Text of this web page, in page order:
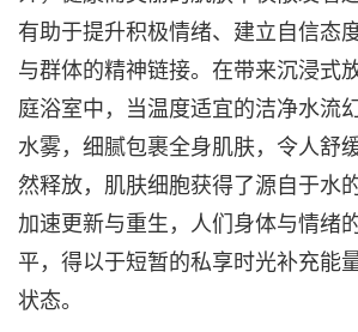
有助于提升积极情绪、建立自信态
与群体的精神链接。在带来沉浸式
庭浴室中，当温度适宜的洁净水流
水雾，细腻包裹全身肌肤，令人舒
然释放，肌肤细胞获得了源自于水
加速更新与重生，人们身体与情绪
平，得以于短暂的私享时光补充能
状态。